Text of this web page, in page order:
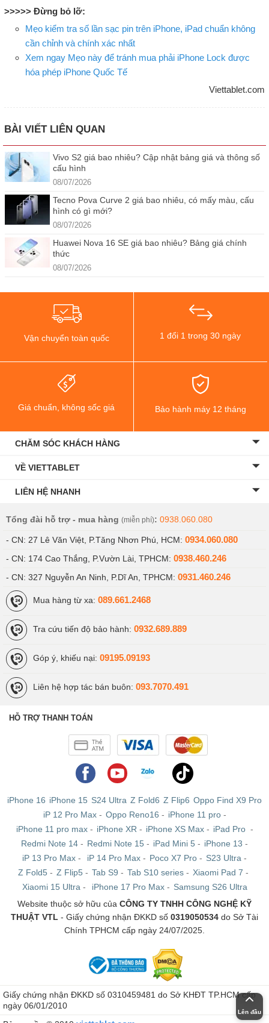
>>>>> Đừng bỏ lỡ:
Mẹo kiểm tra số lần sạc pin trên iPhone, iPad chuẩn không
cần chỉnh và chính xác nhất
Xem ngay Mẹo này để tránh mua phải iPhone Lock được
hóa phép iPhone Quốc Tế
Viettablet.com
BÀI VIẾT LIÊN QUAN
Vivo S2 giá bao nhiêu? Cập nhật bảng giá và thông số
cấu hình
08/07/2026
Tecno Pova Curve 2 giá bao nhiêu, có mấy màu, cấu
hình có gì mới?
08/07/2026
Huawei Nova 16 SE giá bao nhiêu? Bảng giá chính
thức
08/07/2026
Vận chuyển toàn quốc 1 đổi 1 trong 30 ngày
Giá chuẩn, không sốc giá Bảo hành máy 12 tháng
CHĂM SÓC KHÁCH HÀNG
VỀ VIETTABLET
LIÊN HỆ NHANH
Tổng đài hỗ trợ - mua hàng (miễn phí): 0938.060.080
- CN: 27 Lê Văn Việt, P.Tăng Nhơn Phú, HCM: 0934.060.080
- CN: 174 Cao Thắng, P.Vườn Lài, TPHCM: 0938.460.246
- CN: 327 Nguyễn An Ninh, P.Dĩ An, TPHCM: 0931.460.246
Mua hàng từ xa: 089.661.2468
Tra cứu tiến độ bảo hành: 0932.689.889
Góp ý, khiếu nại: 09195.09193
Liên hệ hợp tác bán buôn: 093.7070.491
HỖ TRỢ THANH TOÁN
iPhone 16 iPhone 15 S24 Ultra Z Fold6 Z Flip6 Oppo Find X9 Pro
iP 12 Pro Max- Oppo Reno16 - iPhone 11 pro-
iPhone 11 pro max- iPhone XR - iPhone XS Max- iPad Pro -
Redmi Note 14 - Redmi Note 15 - iPad Mini 5 - iPhone 13 -
iP 13 Pro Max - iP 14 Pro Max - Poco X7 Pro - S23 Ultra -
Z Fold5 - Z Flip5 - Tab S9 - Tab S10 series - Xiaomi Pad 7 -
Xiaomi 15 Ultra - iPhone 17 Pro Max- Samsung S26 Ultra
Website thuộc sở hữu của CÔNG TY TNHH CÔNG NGHỆ KỸ
THUẬT VTL - Giấy chứng nhận ĐKKD số 0319050534 do Sở Tài
Chính TPHCM cấp ngày 24/07/2025.
Giấy chứng nhận ĐKKD số 0310459481 do Sở KHĐT TP.HCM cấp
ngày 06/01/2010
Lên đầu